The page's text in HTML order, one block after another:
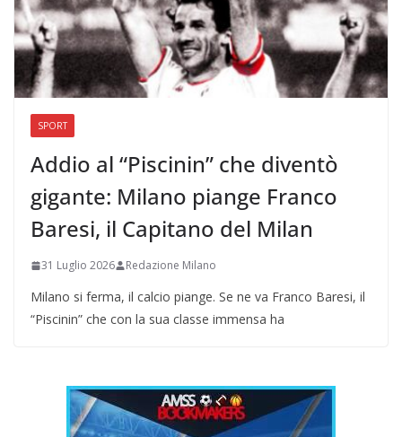
SPORT
Addio al “Piscinin” che diventò
gigante: Milano piange Franco
Baresi, il Capitano del Milan
31 Luglio 2026 Redazione Milano
Milano si ferma, il calcio piange. Se ne va Franco Baresi, il
“Piscinin” che con la sua classe immensa ha